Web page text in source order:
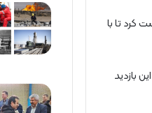
کرد تا با
جریان این بازدید